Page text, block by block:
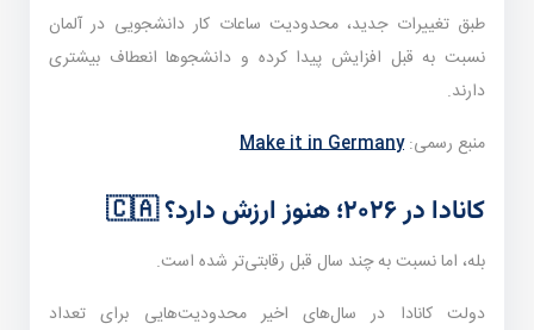
طبق تغییرات جدید، محدودیت ساعات کار دانشجویی در آلمان
نسبت به قبل افزایش پیدا کرده و دانشجوها انعطاف بیشتری
دارند.
منبع رسمی:Make it in Germany
کانادا در ۲۰۲۶؛ هنوز ارزش دارد؟ 🇨🇦
بله، اما نسبت به چند سال قبل رقابتی‌تر شده است.
دولت کانادا در سال‌های اخیر محدودیت‌هایی برای تعداد